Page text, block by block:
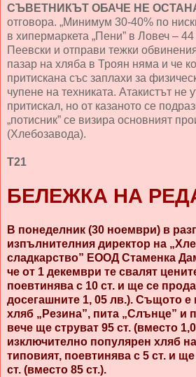
СЪВЕТНИКЪТ ОБАЧЕ НЕ
отговора. „Минимум 30-40% по
в хипермаркета „Пени” в Ловеч – 44
Пеевски и отправи тежки
пазар на хляба в Троян няма и че
притискана със заплахи за
чупене на техниката. Атакистът не
притискал, но от казаното се
„потисник” се визира основният
(Хлебозавода).
Т21
БЕЛЕЖКА НА
В понеделник (30 ноември) в
изпълнителния директор на
сладкарство” ЕООД Стаменка
че от 1 декември те свалят
поевтинява с 10 ст. и ще се
досегашните 1, 05 лв.). Същото е
хляб „Резина”, пита „Слънце” и
вече ще струват 95 ст. (вместо
изключително популярен хляб
типовият, поевтинява с 5 ст. и
ст. (вместо 85 ст.).